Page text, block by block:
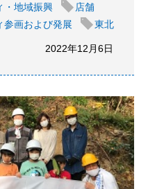
・地域振興
店舗
参画および発展 東北
2022年12月6日